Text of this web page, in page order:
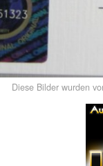
Diese Bilder wurden